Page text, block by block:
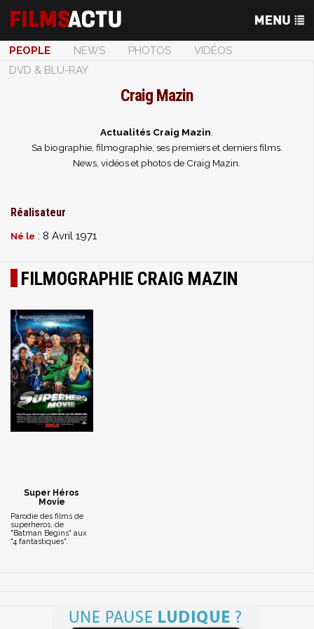
PEOPLE NEWS PHOTOS
VIDÉOS
DVD & BLU-RAY
Craig Mazin
Actualités Craig Mazin
Sa biographie, filmographie, ses premiers et derniers films.
News, vidéos et photos de Craig Mazin.
Réalisateur
Né le : 8 Avril 1971
FILMOGRAPHIE CRAIG MAZIN
Super Héros
Movie
Parodie des films de
superheros, de
"Batman Begins" aux
"4 fantastiques".